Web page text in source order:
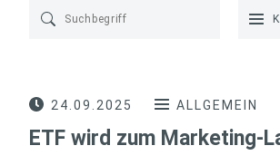
24.09.2025 ALLGEMEIN
ETF wird zum Marketing-